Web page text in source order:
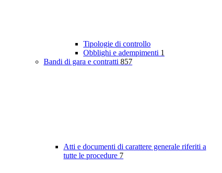
Tipologie di controllo
Obblighi e adempimenti 1
Bandi di gara e contratti 857
Atti e documenti di carattere generale riferiti a
tutte le procedure 7